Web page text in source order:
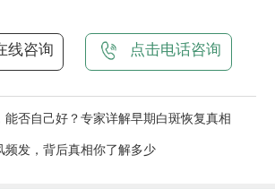
线咨询 点击电话咨询
能否自己好？专家详解早期白斑恢复真相
频发，背后真相你了解多少